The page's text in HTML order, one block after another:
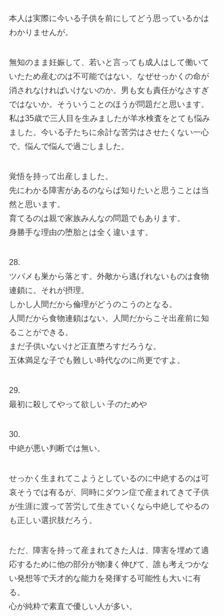
本人は実際に今いる子供を前にしてどう思っているかは
わかりませんが。
無知のまま妊娠して、若いと言っても成人はして働いて
いたため産むのは不可能ではない。なぜせっかくの命が
消されなければいけないのか。男も女も責任がなさすぎ
ではないか。そういうことのほうが問題だと思います。
私は35歳で三人目を生みましたが羊水検査をとても悩み
ました。今いる子たちに余計な苦労はさせたくない一心
で。悩んで悩んで過ごしました。
覚悟を持って出産しました。
先にわかる障害があるのならば知りたいと思うことは当
然と思います。
育てるのは親で家族みんなの問題でもあります。
身勝手な理由の堕胎とは全く違います。
28.
ツバメも巣から落とす。外敵から逃げれないものは食物
連鎖に。それが摂理。
しかし人間だから倫理がどうのこうのとなる。
人間だから食物連鎖はない。人間だからこそ出産前に知
ることができる。
まだ子供いないけど正直堕ろすだろうな。
五体満足な子でも難しい時代なのに尚更ですよ。
29.
最初に殺してやって欲しい 子のためや
30.
中絶が悪い判断では無い。
せっかく生まれてこようとしているのに中絶するのは可
哀そうでは有るが、同時にダウン症で産まれてきて子供
が生涯に渡って苦労して生きていくなら中絶してやるの
も正しい選択肢だろう。
ただ、障害を持って産まれてきた人は、障害を埋めて適
応するために他の部分が物凄く伸びて、誰も考えつかな
い発想等で天才的な能力を発揮する可能性も大いに有
る。
心が純粋で素直で優しい人が多い。